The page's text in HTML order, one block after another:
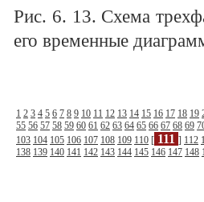
Рис. 6. 13. Схема
его временные
1 2 3 4 5 6 7 8 9 10 11 12 13 14 15 16 17 18 19
55 56 57 58 59 60 61 62 63 64 65 66 67 68 69
103 104 105 106 107 108 109 110 [ 111 ] 112
138 139 140 141 142 143 144 145 146 147 148